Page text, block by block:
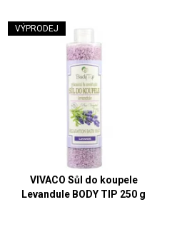
VÝPRODEJ
VIVACO Sůl do koupele
Levandule BODY TIP 250 g